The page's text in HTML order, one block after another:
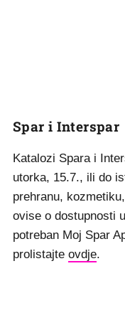
Spar i Interspar
Katalozi Spara i
utorka, 15.7., ili do
prehranu,
ovise o dostupnosti
potreban Moj Spar
prolistajte ovdje.